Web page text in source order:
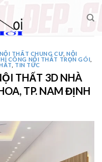
NỘI THẤT CHUNG CƯ ,NỘI
CÔNG NỘI THẤT TRỌN GÓI
TIN TỨC
THẤT 3D NHÀ
TP. NAM ĐỊNH